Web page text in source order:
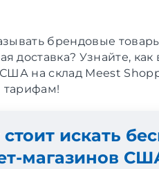
брендовые
доставка? Узнайте, как
на склад Meest
искать
магазинов